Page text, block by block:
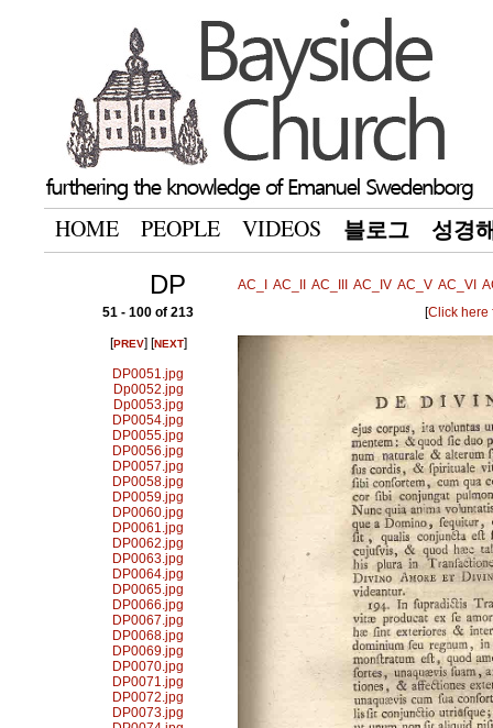
HOME PEOPLE VIDEOS 블로그 성경
DP AC_I AC_II AC_III AC_IV AC_V AC_VI
51 - 100 of 213
[PREV] [NEXT]
DP0051.jpg
Dp0052.jpg
Dp0053.jpg
DP0054.jpg
DP0055.jpg
DP0056.jpg
DP0057.jpg
DP0058.jpg
DP0059.jpg
DP0060.jpg
DP0061.jpg
DP0062.jpg
DP0063.jpg
DP0064.jpg
DP0065.jpg
DP0066.jpg
DP0067.jpg
DP0068.jpg
DP0069.jpg
DP0070.jpg
DP0071.jpg
DP0072.jpg
DP0073.jpg
[Click here